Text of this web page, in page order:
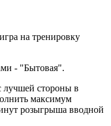
на тренировку
- "Бытовая".
лучшей стороны в
максимум
розыгрыша вводной